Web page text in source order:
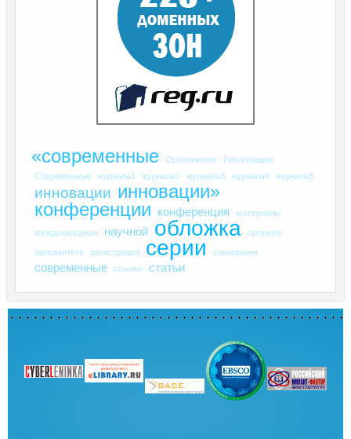
«современные Оргкомитете
Регистрация
Современные
журнала1 журнала2 журнала3 журнала4 журнала5
инновации инновации»
конференции
конференция материалы
международная научной обложка оргвзнос
оргкомитете регистрация серии совершена
современные ссылки статьи